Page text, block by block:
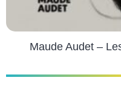
Maude Audet –